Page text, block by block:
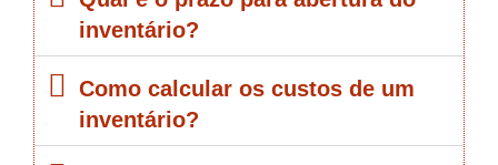
inventário?
Como calcular os custos de um
inventário?